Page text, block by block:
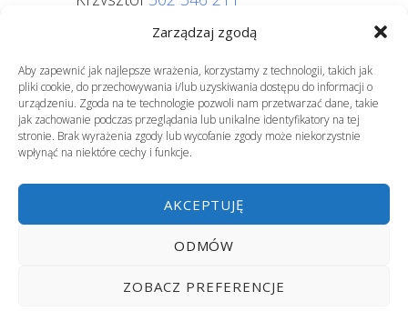
Zarządzaj zgodą
Aby zapewnić jak najlepsze wrażenia, korzystamy z technologii, takich jak
pliki cookie, do przechowywania i/lub uzyskiwania dostępu do informacji o
urządzeniu. Zgoda na te technologie pozwoli nam przetwarzać dane, takie
jak zachowanie podczas przeglądania lub unikalne identyfikatory na tej
stronie. Brak wyrażenia zgody lub wycofanie zgody może niekorzystnie
wpłynąć na niektóre cechy i funkcje.
AKCEPTUJĘ
ODMÓW
ZOBACZ PREFERENCJE
Powstanie Inkubatora MŚP dla firm z
Ukrainy
Bezpłatne szkolenie – Praca zdalna
zgodna ze znowelizowanym Kodeksem
Pracy – przygotuj organizację i